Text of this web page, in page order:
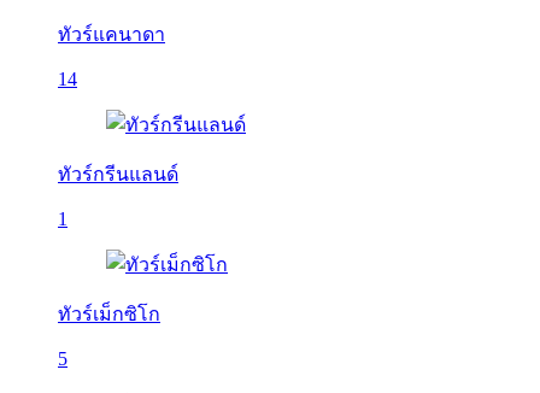
ทัวร์แคนาดา
14
ทัวร์กรีนแลนด์
1
ทัวร์เม็กซิโก
5